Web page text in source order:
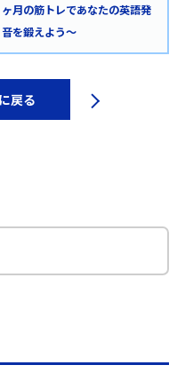
ヶ月の筋トレであなたの英語発
音を鍛えよう～
戻る